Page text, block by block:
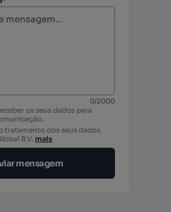
0/2000
os seus dados para
tratamento dos seus dados
B.V. mais
mensagem